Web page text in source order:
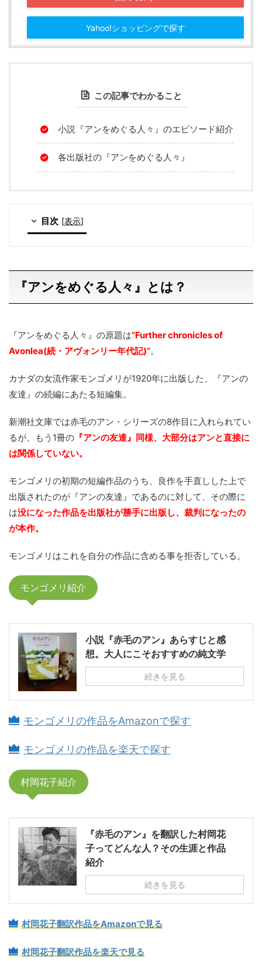
Yahoo!ショッピングで探す
この記事でわかること
小説『アンをめぐる人々』のエピソード紹介
各出版社の『アンをめぐる人々』
目次 [表示]
『アンをめぐる人々』とは？
『アンをめぐる人々』の原題は”Further chronicles of
Avonlea(続・アヴォンリー年代記)”。
カナダの女流作家モンゴメリが1920年に出版した、『アンの
友達』の続編にあたる短編集。
新潮社文庫では赤毛のアン・シリーズの8作目に入れられてい
るが、もう1冊の 『アンの友達』同様、大部分はアンと直接に
は関係していない。
モンゴメリの初期の短編作品のうち、良作を手直しした上で
出版されたのが『アンの友達』であるのに対して、その際に
は没になった作品を出版社が勝手に出版し、裁判になったの
が本作。
モンゴメリはこれを自分の作品に含める事を拒否している。
モンゴメリ紹介
小説『赤毛のアン』あらすじと感
想。大人にこそおすすめの純文学
続きを見る
モンゴメリの作品をAmazonで探す
モンゴメリの作品を楽天で探す
村岡花子紹介
『赤毛のアン』を翻訳した村岡花
子ってどんな人？その生涯と作品
紹介
続きを見る
村岡花子翻訳作品をAmazonで見る
村岡花子翻訳作品を楽天で見る